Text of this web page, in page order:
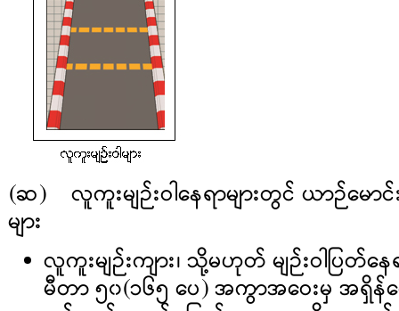
(ဆ) လူကူးမျဉ်းဝါနေရာများတွင် ယာဉ်မေ
များ
လူကူးမျဉ်းကျား၊ သို့မဟုတ် မျဉ်းဝါပြတ်
မီတာ ၅၀(၁၆၅ ပေ) အကွာအဝေးမှ အရှိန်